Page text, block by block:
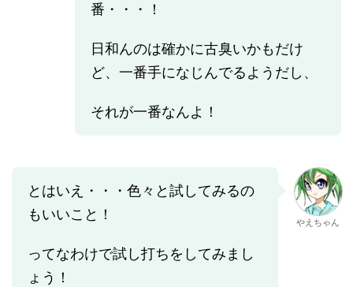
番・・・！
日和んのは確かに古臭いかもだけ
ど、一番手になじんでるようだし、
それが一番なんよ！
とはいえ・・・色々と試してみるの
もいいこと！
ってなわけで試し打ちをしてみまし
ょう！
やえちゃん